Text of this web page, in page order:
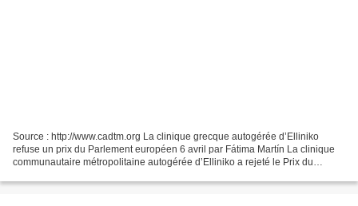
Source : http://www.cadtm.org La clinique grecque autogérée d’Elliniko
refuse un prix du Parlement européen 6 avril par Fátima Martín La clinique
communautaire métropolitaine autogérée d’Elliniko a rejeté le Prix du